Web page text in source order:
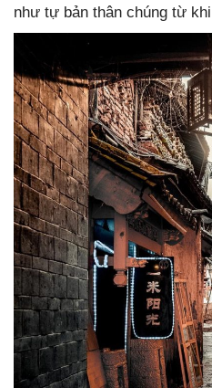
như tự bản thân chúng từ